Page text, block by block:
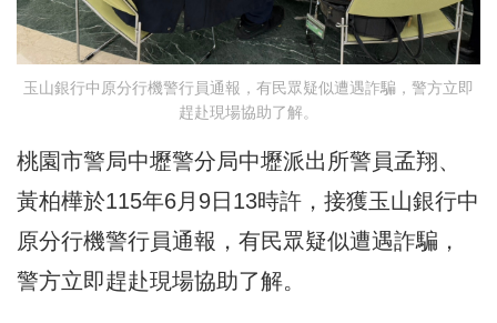
玉山銀行中原分行機警行員通報，有民眾疑似遭遇詐騙，警方立即
趕赴現場協助了解。
桃園市警局中壢警分局中壢派出所警員孟翔、
黃柏樺於115年6月9日13時許，接獲玉山銀行中
原分行機警行員通報，有民眾疑似遭遇詐騙，
警方立即趕赴現場協助了解。